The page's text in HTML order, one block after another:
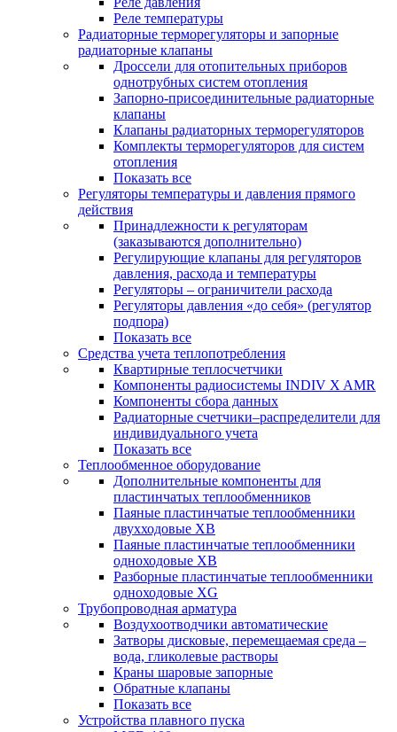
Реле температуры
Радиаторные терморегуляторы и запорные
радиаторные клапаны
Дроссели для отопительных приборов
однотрубных систем отопления
Запорно-присоединительные радиаторные
клапаны
Клапаны радиаторных терморегуляторов
Комплекты терморегуляторов для систем
отопления
Показать все
Регуляторы температуры и давления прямого
действия
Принадлежности к регуляторам
(заказываются дополнительно)
Регулирующие клапаны для регуляторов
давления, расхода и температуры
Регуляторы – ограничители расхода
Регуляторы давления «до себя» (регулятор
подпора)
Показать все
Средства учета теплопотребления
Квартирные теплосчетчики
Компоненты радиосистемы INDIV X AMR
Компоненты сбора данных
Радиаторные счетчики–распределители для
индивидуального учета
Показать все
Теплообменное оборудование
Дополнительные компоненты для
пластинчатых теплообменников
Паяные пластинчатые теплообменники
двухходовые XB
Паяные пластинчатые теплообменники
одноходовые ХВ
Разборные пластинчатые теплообменники
одноходовые ХG
Трубопроводная арматура
Воздухоотводчики автоматические
Затворы дисковые, перемещаемая среда –
вода, гликолевые растворы
Краны шаровые запорные
Обратные клапаны
Показать все
Устройства плавного пуска